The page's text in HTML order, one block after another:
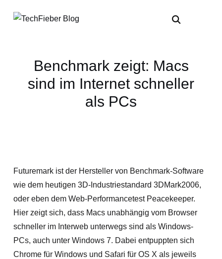
Benchmark zeigt: Macs
sind im Internet schneller
als PCs
Futuremark ist der Hersteller von Benchmark-Software
wie dem heutigen 3D-Industriestandard 3DMark2006,
oder eben dem Web-Performancetest Peacekeeper.
Hier zeigt sich, dass Macs unabhängig vom Browser
schneller im Interweb unterwegs sind als Windows-
PCs, auch unter Windows 7. Dabei entpuppten sich
Chrome für Windows und Safari für OS X als jeweils